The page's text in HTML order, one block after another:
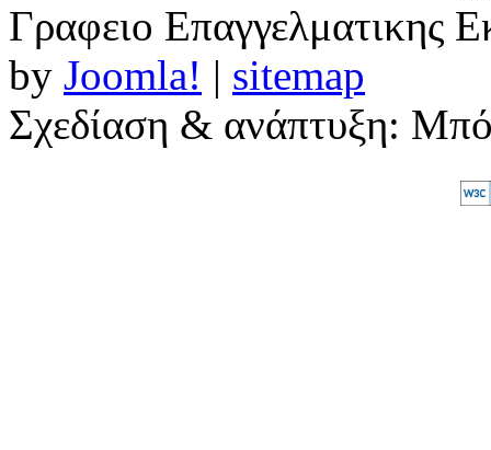
Γραφειο Επαγγελματικης
by Joomla! | sitemap
Σχεδίαση & ανάπτυξη: